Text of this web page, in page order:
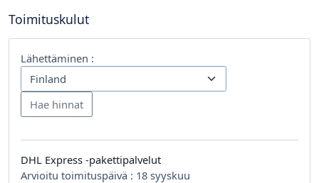
Toimituskulut
Lähettäminen :
DHL Express -pakettipalvelut
Arvioitu toimituspäivä : 18 syyskuu